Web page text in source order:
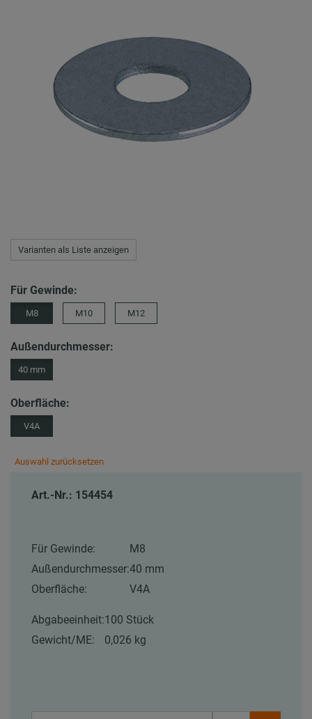
Varianten als Liste anzeigen
Für Gewinde:
M8 M10 M12
Außendurchmesser:
40 mm
Oberfläche:
V4A
Auswahl zurücksetzen
Art.-Nr.: 154454
Für Gewinde:
M8
Außendurchmesser:40 mm
Oberfläche:
V4A
Abgabeeinheit:100 Stück
Gewicht/ME:
0,026 kg